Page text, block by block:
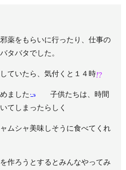
薬をもらいに行ったり、仕事の
タバタでした。
ていたら、気付くと１４時
ました
子供たちは、時間
てしまったらしく
ムシャ美味しそうに食べてくれ
作ろうとするとみんなやってみ